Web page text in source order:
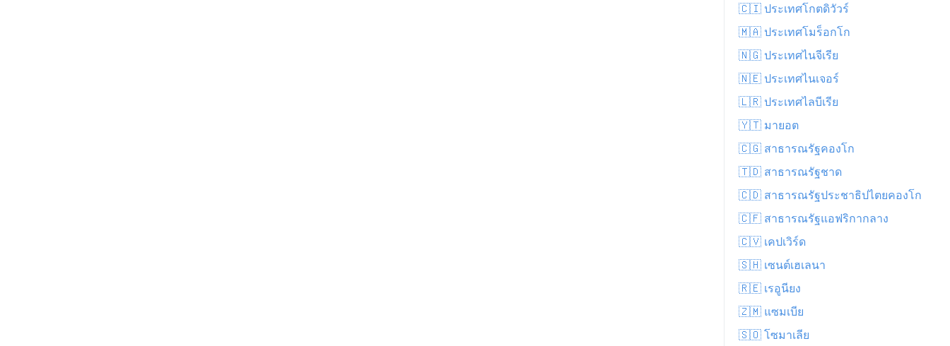
🇨🇮 ประเทศโกตดิวัวร์
🇲🇦 ประเทศโมร็อกโก
🇳🇬 ประเทศไนจีเรีย
🇳🇪 ประเทศไนเจอร์
🇱🇷 ประเทศไลบีเรีย
🇾🇹 มายอต
🇨🇬 สาธารณรัฐคองโก
🇹🇩 สาธารณรัฐชาด
🇨🇩 สาธารณรัฐประชาธิปไตยคองโก
🇨🇫 สาธารณรัฐแอฟริกากลาง
🇨🇻 เคปเวิร์ด
🇸🇭 เซนต์เฮเลนา
🇷🇪 เรอูนียง
🇿🇲 แซมเบีย
🇸🇴 โซมาเลีย